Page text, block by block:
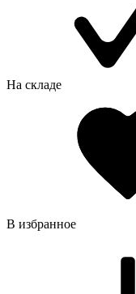
На складе
В избранное